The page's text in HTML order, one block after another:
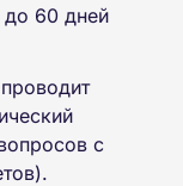
60 дней
с